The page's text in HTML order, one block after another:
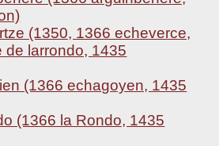
(1350, 1366 echeverce,
de larrondo, 1435
(1366 echagoyen, 1435
(1366 la Rondo, 1435